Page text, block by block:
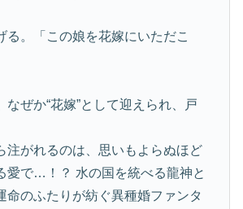
る。「この娘を花嫁にいただこ
なぜか“花嫁”として迎えられ、戸
注がれるのは、思いもよらぬほど
愛で…！？ 水の国を統べる龍神と
命のふたりが紡ぐ異種婚ファンタ